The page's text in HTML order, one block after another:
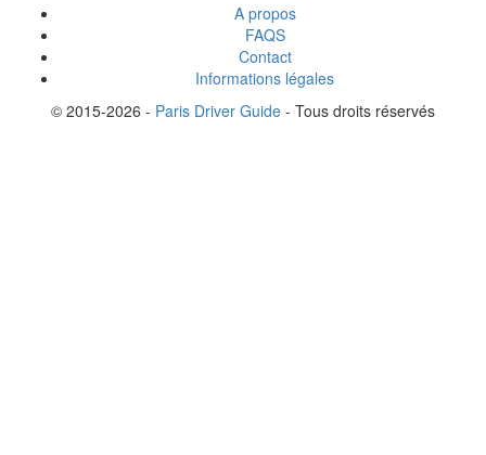
A propos
FAQS
Contact
Informations légales
© 2015-2026 - Paris Driver Guide - Tous droits réservés